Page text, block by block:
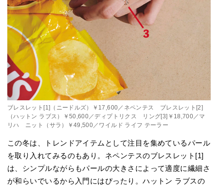
ブレスレット[1]（ニードルズ）￥17,600／ネペンテス ブレスレット[2]
（ハットン ラブス）￥50,600／ディプトリクス リング[3]￥18,700／マ
リハ ニット（サラ）￥49,500／ワイルド ライフ テーラー
この冬は、トレンドアイテムとして注目を集めているパール
を取り入れてみるのもあり。ネペンテスのブレスレット[1]
は、シンプルながらもパールの大きさによって適度に繊細さ
が和らいでいるから入門にはぴったり。ハットン ラブスの